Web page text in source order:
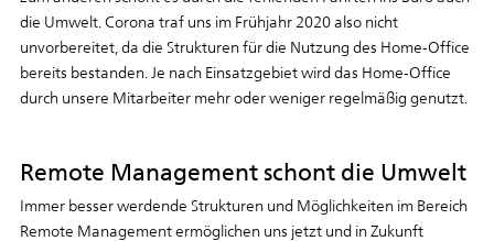
die Umwelt. Corona traf uns im Frühjahr 2020 also nicht
unvorbereitet, da die Strukturen für die Nutzung des Home-Office
bereits bestanden. Je nach Einsatzgebiet wird das Home-Office
durch unsere Mitarbeiter mehr oder weniger regelmäßig genutzt.
Remote Management schont die Umwelt
Immer besser werdende Strukturen und Möglichkeiten im Bereich
Remote Management ermöglichen uns jetzt und in Zukunft